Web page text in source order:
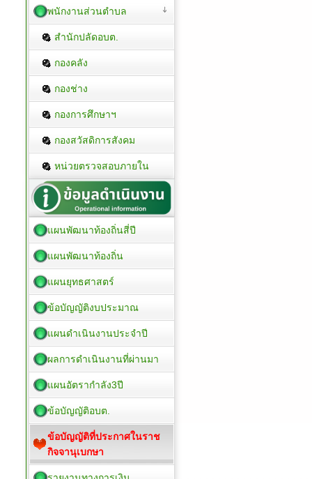
พนักงานส่วนตำบล
สำนักปลัดอบต.
กองคลัง
กองช่าง
กองการศึกษาฯ
กองสวัสดิการสังคม
หน่วยตรวจสอบภายใน
แผนพัฒนาท้องถิ่นสี่ปี
แผนพัฒนาท้องถิ่น
แผนยุทธศาสตร์
ข้อบัญญัติงบประมาณ
แผนดำเนินงานประจำปี
ผลการดำเนินงานที่ผ่านมา
แผนอัตรากำลัง3ปี
ข้อบัญญัติอบต.
ข้อบัญญัติที่ประกาศในราช
กิจจานุเบกษา